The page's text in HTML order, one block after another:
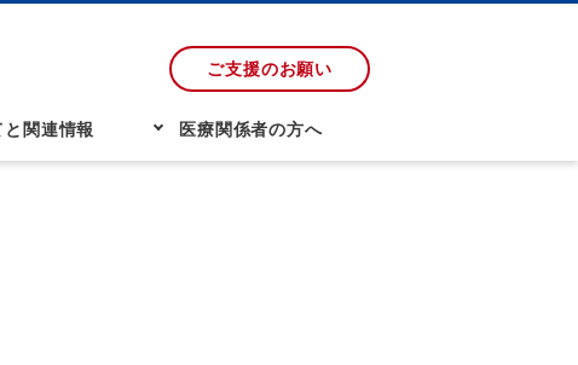
ご支援のお願い
関連情報 医療関係者の方へ